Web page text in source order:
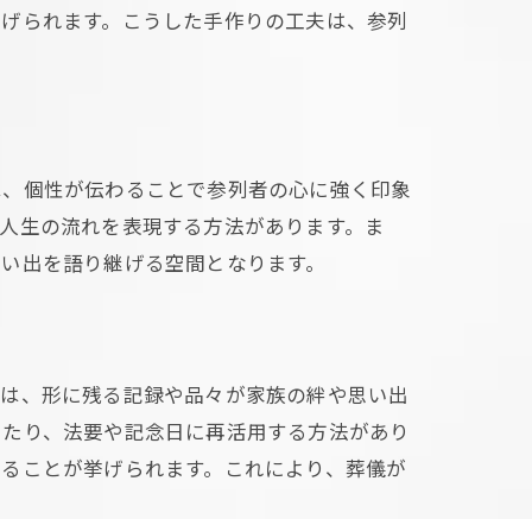
られます。こうした手作りの工夫は、参列
個性が伝わることで参列者の心に強く印象
生の流れを表現する方法があります。ま
を語り継げる空間となります。
、形に残る記録や品々が家族の絆や思い出
り、法要や記念日に再活用する方法があり
ことが挙げられます。これにより、葬儀が